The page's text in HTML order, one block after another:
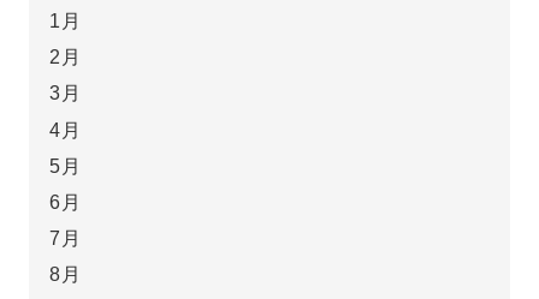
1月
2月
3月
4月
5月
6月
7月
8月